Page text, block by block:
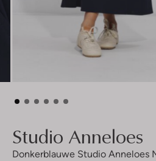
Studio Anneloes
Donkerblauwe Studio Anneloes